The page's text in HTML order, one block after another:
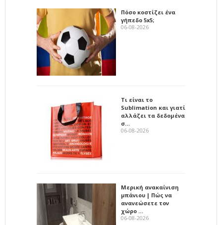
Πόσο κοστίζει ένα
γήπεδο 5x5;
06-08-2026
Τι είναι το
Sublimation και γιατί
αλλάζει τα δεδομένα
σ…
06-08-2026
Μερική ανακαίνιση
μπάνιου | Πώς να
ανανεώσετε τον
χώρο …
06-08-2026